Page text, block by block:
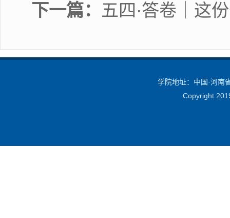
下一篇： 五四·答卷｜这
学院地址：中国·河南
Copyright